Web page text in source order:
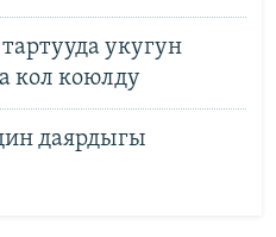
укугун
кол коюлду
даярдыгы